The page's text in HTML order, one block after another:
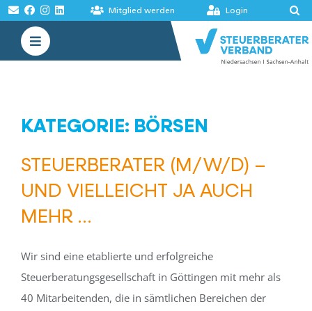
Zum
Inhalt
springen
Mitglied werden Login
Toggle
Navigation
BÖRSEN
KATEGORIE: BÖRSEN
STEUERBERATER (M/W/D) –
UND VIELLEICHT JA AUCH
MEHR …
Wir sind eine etablierte und erfolgreiche
Steuerberatungsgesellschaft in Göttingen mit mehr als
40 Mitarbeitenden, die in sämtlichen Bereichen der